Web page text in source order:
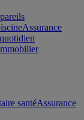
Assurance
santéAssurance